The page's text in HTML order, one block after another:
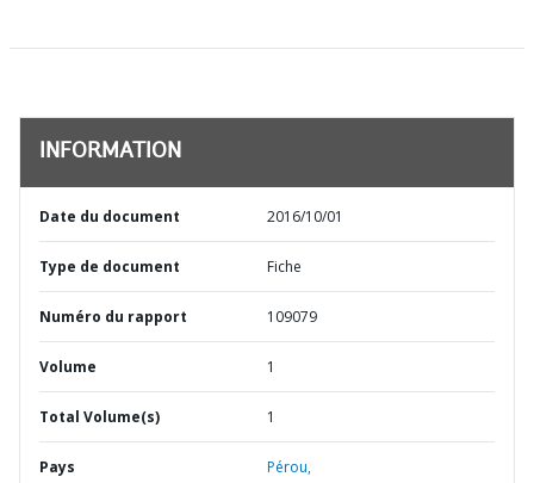
INFORMATION
Date du document 2016/10/01
Type de document Fiche
Numéro du rapport 109079
Volume 1
Total Volume(s) 1
Pays Pérou,